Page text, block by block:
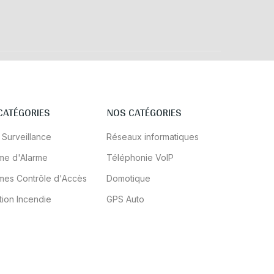
d'Alarme
Contrôle d'Accès
Incendie
NOS CATÉGORIES
Réseaux informatiques
Téléphonie VoIP
Domotique
GPS Auto